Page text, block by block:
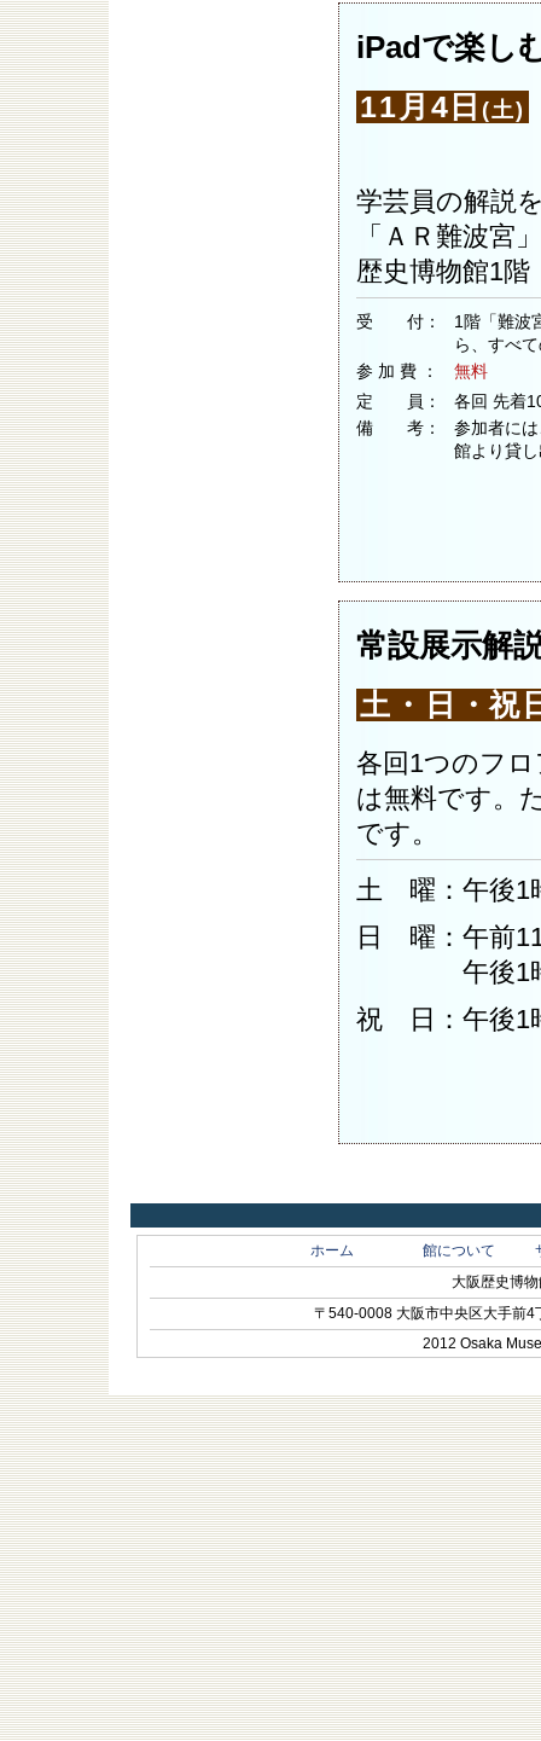
iPadで楽し
11月4日(土)
学芸員の解説
「ＡＲ難波宮
歴史博物館1
受 付：
1階「難波
ら、すべ
参 加 費 ：
無料
定 員：
各回 先着
備 考：
参加者に
館より貸
常設展示解
土・日・祝
各回1つのフ
は無料です。
です。
土 曜：午後1
日 曜：午前
午後1時
祝 日：午後1
ホーム 館について
大阪歴史博
〒540-0008 大阪市中央区大手
2012 Osaka